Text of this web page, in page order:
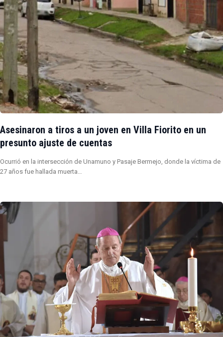
Asesinaron a tiros a un joven en Villa Fiorito en un
presunto ajuste de cuentas
Ocurrió en la intersección de Unamuno y Pasaje Bermejo, donde la víctima de
27 años fue hallada muerta…